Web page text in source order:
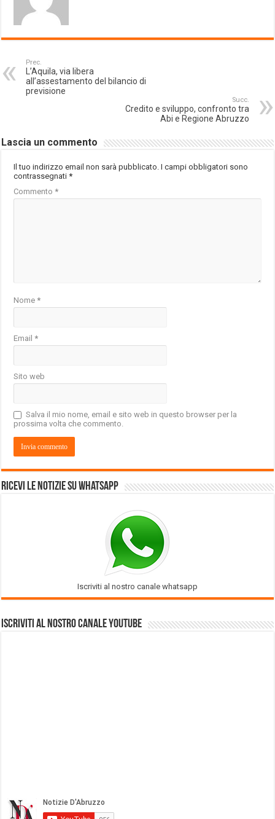
Prec.
L’Aquila, via libera
all’assestamento del bilancio di
previsione
Succ.
Credito e sviluppo, confronto tra
Abi e Regione Abruzzo
Lascia un commento
Il tuo indirizzo email non sarà pubblicato. I campi obbligatori sono
contrassegnati*
Commento*
Nome*
Email*
Sito web
Salva il mio nome, email e sito web in questo browser per la
prossima volta che commento.
Ricevi le notizie su Whatsapp
Iscriviti al nostro canale whatsapp
Iscriviti al nostro Canale Youtube